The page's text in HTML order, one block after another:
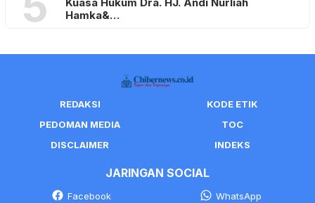
Hamka&…
REDAKSI
KODE ETIK
PEDOMAN MEDIA
TOC
DISCLAIMER
INDEKS
JARINGAN SOCIAL
Facebook WhatsApp